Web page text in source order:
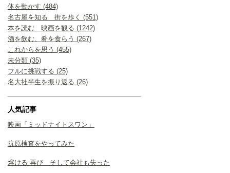
体を動かす (484)
名古屋を知る 街を歩く (551)
本を読む 映画を観る (1242)
酒を飲む、肴を食らう (267)
これからを思う (455)
未分類 (35)
フルに挑戦する (25)
名大社半生を振り返る (26)
人気記事
映画「ミッドナイトスワン」
抗原検査をやってみた
熔ける 再び そして会社も失った